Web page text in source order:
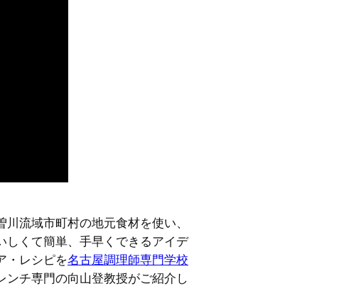
川流域市町村の地元食材を使い、
しくて簡単、手早くできるアイデ
・レシピを名古屋調理師専門学校
ンチ専門の向山登教授がご紹介し